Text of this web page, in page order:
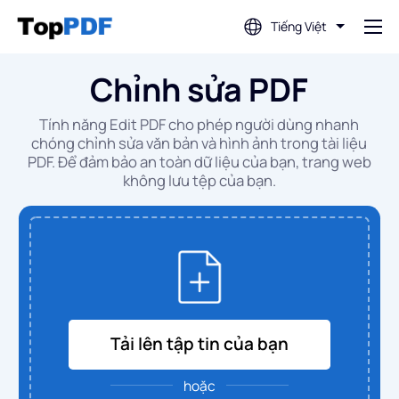
Tiếng Việt
Chỉnh sửa PDF
Dịch PDF
Tách PDF
Nén PDF
Chuyển đổi từ PDF
Chỉnh sửa PDF
Tính năng Edit PDF cho phép người dùng nhanh
chóng chỉnh sửa văn bản và hình ảnh trong tài liệu
PDF. Để đảm bảo an toàn dữ liệu của bạn, trang web
không lưu tệp của bạn.
Tải lên tập tin của bạn
hoặc